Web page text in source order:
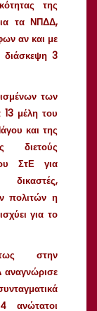
της
τα ΝΠΔΔ,
αν και με
διάσκεψη 3
των
μέλη του
και της
διετούς
ΣτΕ για
δικαστές,
πολιτών η
για το
στην
αναγνώρισε
ανώτατοι